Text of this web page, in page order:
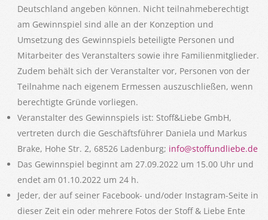
Deutschland angeben können. Nicht teilnahmeberechtigt
am Gewinnspiel sind alle an der Konzeption und
Umsetzung des Gewinnspiels beteiligte Personen und
Mitarbeiter des Veranstalters sowie ihre Familienmitglieder.
Zudem behält sich der Veranstalter vor, Personen von der
Teilnahme nach eigenem Ermessen auszuschließen, wenn
berechtigte Gründe vorliegen.
Veranstalter des Gewinnspiels ist: Stoff&Liebe GmbH,
vertreten durch die Geschäftsführer Daniela und Markus
Brake, Hohe Str. 2, 68526 Ladenburg; info@stoffundliebe.de
Das Gewinnspiel beginnt am 27.09.2022 um 15.00 Uhr und
endet am 01.10.2022 um 24 h.
Jeder, der auf seiner Facebook- und/oder Instagram-Seite in
dieser Zeit ein oder mehrere Fotos der Stoff & Liebe Ente